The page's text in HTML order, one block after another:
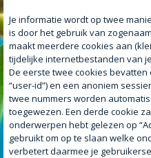
Je informatie wordt op twee
is door het gebruik van
maakt meerdere cookies aan
tijdelijke internetbestanden van
De eerste twee cookies
“user-id”) en een anoniem
twee nummers worden
toegewezen. Een derde cookie
onderwerpen hebt gelezen op
gebruikt om op te slaan welke
verbetert daarmee je